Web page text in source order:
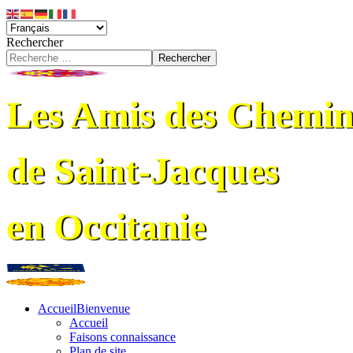
Rechercher
Rechercher
Les Amis des
de Saint-Jacques
en Occitanie
AccueilBienvenue
Accueil
Faisons connaissance